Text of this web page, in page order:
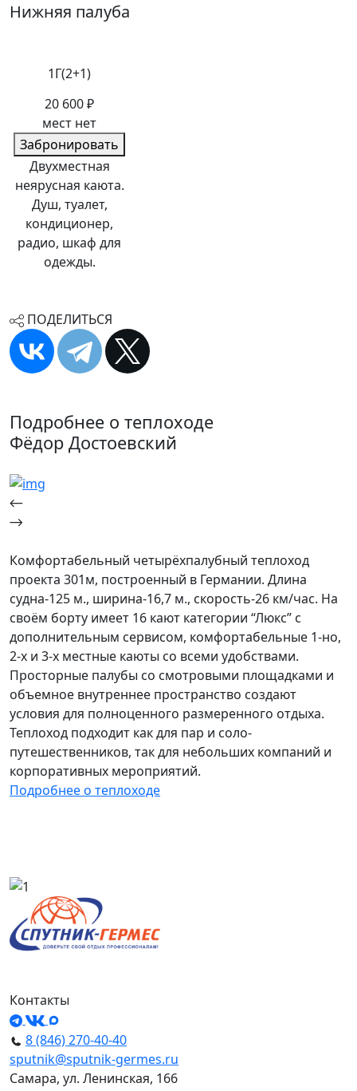
Нижняя палуба
1Г(2+1)
20 600 ₽
мест нет
Забронировать
Двухместная
неярусная каюта.
Душ, туалет,
кондиционер,
радио, шкаф для
одежды.
ПОДЕЛИТЬСЯ
Подробнее о теплоходе
Фёдор Достоевский
Комфортабельный четырёхпалубный теплоход
проекта 301м, построенный в Германии. Длина
судна-125 м., ширина-16,7 м., скорость-26 км/час. На
своём борту имеет 16 кают категории “Люкс” с
дополнительным сервисом, комфортабельные 1-но,
2-х и 3-х местные каюты со всеми удобствами.
Просторные палубы со смотровыми площадками и
объемное внутреннее пространство создают
условия для полноценного размеренного отдыха.
Теплоход подходит как для пар и соло-
путешественников, так для небольших компаний и
корпоративных мероприятий.
Подробнее о теплоходе
Контакты
8 (846) 270-40-40
sputnik@sputnik-germes.ru
Самара, ул. Ленинская, 166